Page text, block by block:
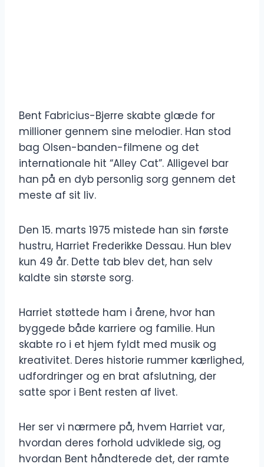
Bent Fabricius-Bjerre skabte glæde for
millioner gennem sine melodier. Han stod
bag Olsen-banden-filmene og det
internationale hit “Alley Cat”. Alligevel bar
han på en dyb personlig sorg gennem det
meste af sit liv.
Den 15. marts 1975 mistede han sin første
hustru, Harriet Frederikke Dessau. Hun blev
kun 49 år. Dette tab blev det, han selv
kaldte sin største sorg.
Harriet støttede ham i årene, hvor han
byggede både karriere og familie. Hun
skabte ro i et hjem fyldt med musik og
kreativitet. Deres historie rummer kærlighed,
udfordringer og en brat afslutning, der
satte spor i Bent resten af livet.
Her ser vi nærmere på, hvem Harriet var,
hvordan deres forhold udviklede sig, og
hvordan Bent håndterede det, der ramte